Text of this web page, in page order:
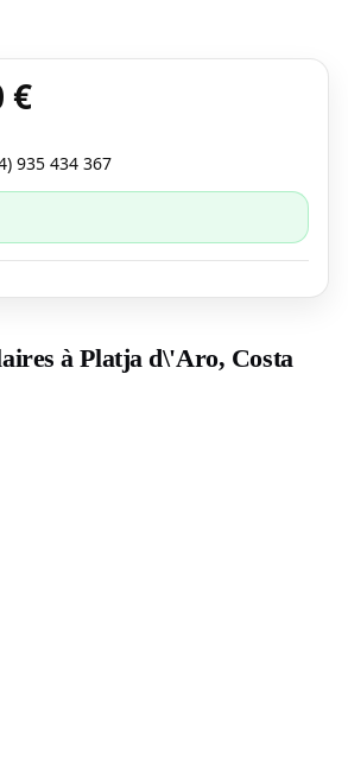
€
935 434 367
à Platja d\'Aro, Costa